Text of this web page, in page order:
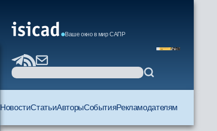
Ваше окно в мир САПР
НовостиСтатьиАвторыСобытияРекламодателям